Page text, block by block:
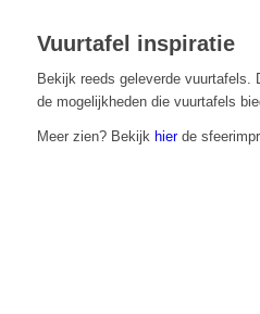
Vuurtafel inspiratie
Bekijk reeds geleverde vuurtafels.
de mogelijkheden die vuurtafels
Meer zien? Bekijk hierde